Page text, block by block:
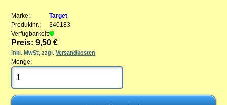
Marke:
Target
Produktnr.:
340183
Verfügbarkeit:
Preis: 9,50 €
inkl. MwSt, zzgl.Versandkosten
Menge: